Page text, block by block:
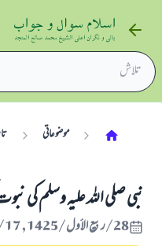
موضوعاتی
نبی صلی اللہ علیہ وسلم کی
28/ربيع الأول/1425 , 17/مئی/2004